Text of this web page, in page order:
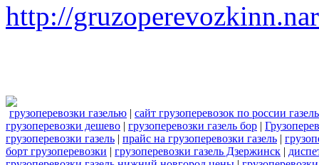
http://
грузоперевозки газелью | сайт грузоперевозок по россии газель
грузоперевозки дешево | грузоперевозки газель бор |
грузоперевозки газель | прайс на грузоперевозки газель |
борт грузоперевозки | грузоперевозки газель Дзержинск |